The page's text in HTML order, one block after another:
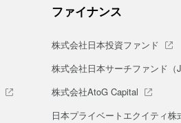
ファイナンス
株式会社日本投資ファンド
株式会社日本サーチファンド（
株式会社AtoG Capital
日本プライベートエクイティ株